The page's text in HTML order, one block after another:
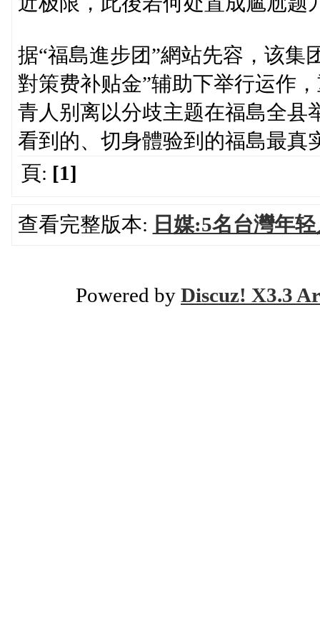
据“福島進步团”網站先容，该集
對策费补贴金”辅助下举行运作
青人别离以分歧主题在福島全县
看到的、切身體验到的福島最真
頁: [1]
查看完整版本: 日媒:5名台灣年
Powered by Discuz! X3.3